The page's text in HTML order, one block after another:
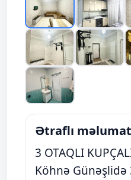
Ətraflı məlumat
3 OTAQLI
Köhnə